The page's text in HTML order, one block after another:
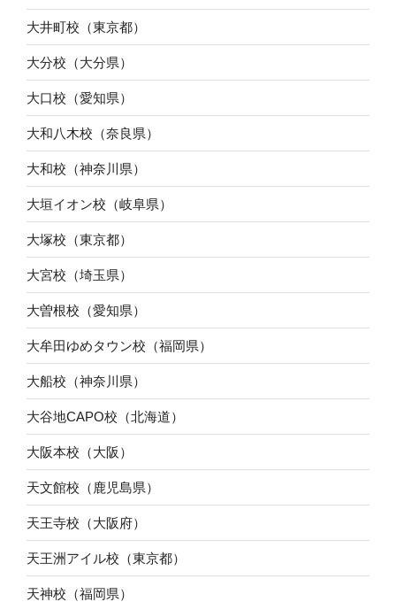
大井町校（東京都）
大分校（大分県）
大口校（愛知県）
大和八木校（奈良県）
大和校（神奈川県）
大垣イオン校（岐阜県）
大塚校（東京都）
大宮校（埼玉県）
大曽根校（愛知県）
大牟田ゆめタウン校（福岡県）
大船校（神奈川県）
大谷地CAPO校（北海道）
大阪本校（大阪）
天文館校（鹿児島県）
天王寺校（大阪府）
天王洲アイル校（東京都）
天神校（福岡県）